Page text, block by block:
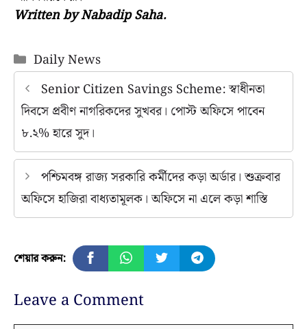
Written by Nabadip Saha.
Categories
Daily News
Senior Citizen Savings Scheme: স্বাধীনতা
দিবসে প্রবীণ নাগরিকদের সুখবর। পোস্ট অফিসে পাবেন
৮.২% হারে সুদ।
পশ্চিমবঙ্গ রাজ্য সরকারি কর্মীদের কড়া অর্ডার। শুক্রবার
অফিসে হাজিরা বাধ্যতামূলক। অফিসে না এলে কড়া শাস্তি
শেয়ার করুন:
Leave a Comment